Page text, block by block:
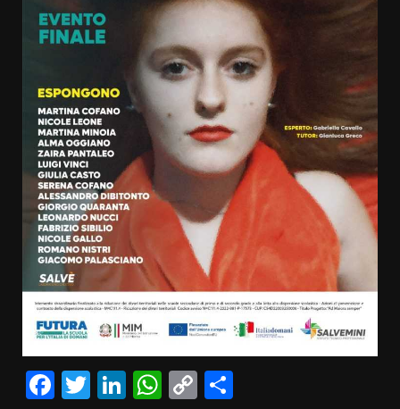
Facebook
Twitter
LinkedIn
WhatsApp
Copy